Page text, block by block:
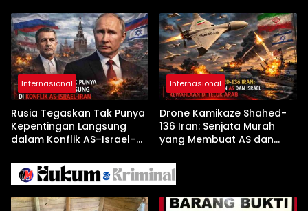
Jelang Kunjungan Beijing
Pembekalan Latihan Soal
Tanpa Internet
Internasional
Rusia Tegaskan Tak Punya
Kepentingan Langsung
dalam Konflik AS–Israel–
Internasional
Drone Kamikaze Shahed-
136 Iran: Senjata Murah
yang Membuat AS dan
Arab